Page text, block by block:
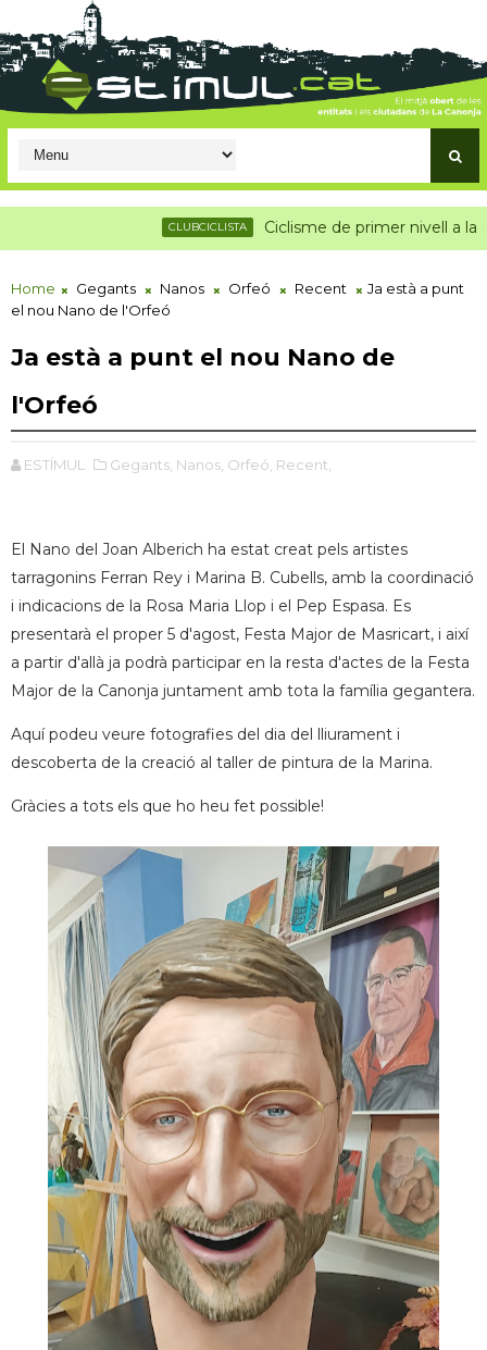
Ciclisme de primer nivell a la Canonja
Home Gegants Nanos Orfeó Recent
Ja està a punt
el nou Nano de l'Orfeó
Ja està a punt el nou Nano de
l'Orfeó
ESTÍMUL Gegants, Nanos, Orfeó, Recent,
El Nano del Joan Alberich ha estat creat pels artistes
tarragonins Ferran Rey i Marina B. Cubells, amb la coordinació
i indicacions de la Rosa Maria Llop i el Pep Espasa. Es
presentarà el proper 5 d'agost, Festa Major de Masricart, i així
a partir d'allà ja podrà participar en la resta d'actes de la Festa
Major de la Canonja juntament amb tota la família gegantera.
Aquí podeu veure fotografies del dia del lliurament i
descoberta de la creació al taller de pintura de la Marina.
Gràcies a tots els que ho heu fet possible!